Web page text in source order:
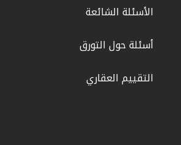
الأسئلة الشائعة
أسئلة حول التورق
التقييم العقاري